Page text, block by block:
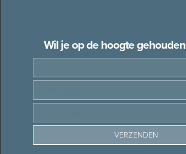
Wil je op de hoogte